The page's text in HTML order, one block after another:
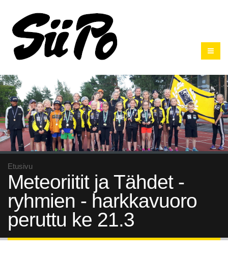
Etusivu
Meteoriitit ja Tähdet -
ryhmien - harkkavuoro
peruttu ke 21.3